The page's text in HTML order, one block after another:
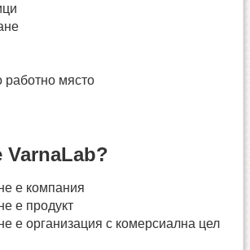
работно място
VarnaLab?
е компания
е продукт
е организация с комерсиална цел